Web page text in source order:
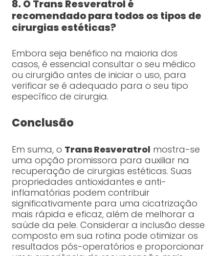
8. O Trans Resveratrol é
recomendado para todos os tipos de
cirurgias estéticas?
Embora seja benéfico na maioria dos
casos, é essencial consultar o seu médico
ou cirurgião antes de iniciar o uso, para
verificar se é adequado para o seu tipo
específico de cirurgia.
Conclusão
Em suma, o Trans Resveratrol mostra-se
uma opção promissora para auxiliar na
recuperação de cirurgias estéticas. Suas
propriedades antioxidantes e anti-
inflamatórias podem contribuir
significativamente para uma cicatrização
mais rápida e eficaz, além de melhorar a
saúde da pele. Considerar a inclusão desse
composto em sua rotina pode otimizar os
resultados pós-operatórios e proporcionar